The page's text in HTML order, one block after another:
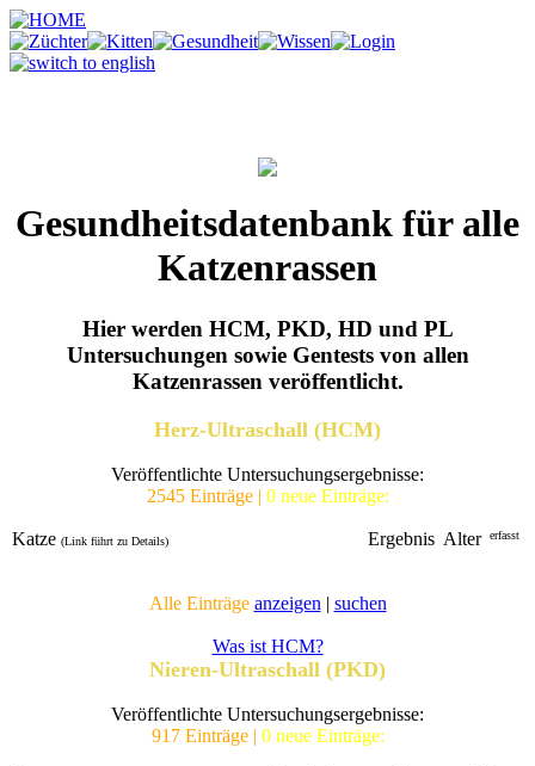
Gesundheitsdatenbank für alle
Katzenrassen
Hier werden HCM, PKD, HD und PL
Untersuchungen sowie Gentestsvon allen
Katzenrassen veröffentlicht.
Herz-Ultraschall (HCM)
Veröffentlichte Untersuchungsergebnisse:
2545 Einträge | 0 neue Einträge:
Katze (Link führt zu Details) Ergebnis Alter erfasst
Alle Einträge anzeigen | suchen
Was ist HCM?
Nieren-Ultraschall (PKD)
Veröffentlichte Untersuchungsergebnisse:
917 Einträge | 0 neue Einträge: